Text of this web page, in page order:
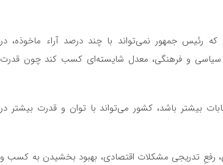
رئیس جمهور نمی‌تواند با چند درصد آراء ماخوذه، در
سیاسی و فرهنگی، معدل شایسته‌ای کسب کند چون قدرت
بیشتر باشد، کشور می‌تواند با توان و قدرت بیشتر در
رفعِ تدریجی مشکلات اقتصادی، بهبود بخشیدن به کسب و